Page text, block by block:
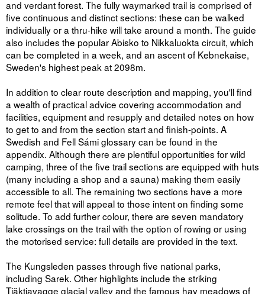
and verdant forest. The fully waymarked trail is comprised of
five continuous and distinct sections: these can be walked
individually or a thru-hike will take around a month. The guide
also includes the popular Abisko to Nikkaluokta circuit, which
can be completed in a week, and an ascent of Kebnekaise,
Sweden's highest peak at 2098m.
In addition to clear route description and mapping, you'll find
a wealth of practical advice covering accommodation and
facilities, equipment and resupply and detailed notes on how
to get to and from the section start and finish-points. A
Swedish and Fell Sámi glossary can be found in the
appendix. Although there are plentiful opportunities for wild
camping, three of the five trail sections are equipped with huts
(many including a shop and a sauna) making them easily
accessible to all. The remaining two sections have a more
remote feel that will appeal to those intent on finding some
solitude. To add further colour, there are seven mandatory
lake crossings on the trail with the option of rowing or using
the motorised service: full details are provided in the text.
The Kungsleden passes through five national parks,
including Sarek. Other highlights include the striking
Tjäktjavagge glacial valley and the famous hay meadows of